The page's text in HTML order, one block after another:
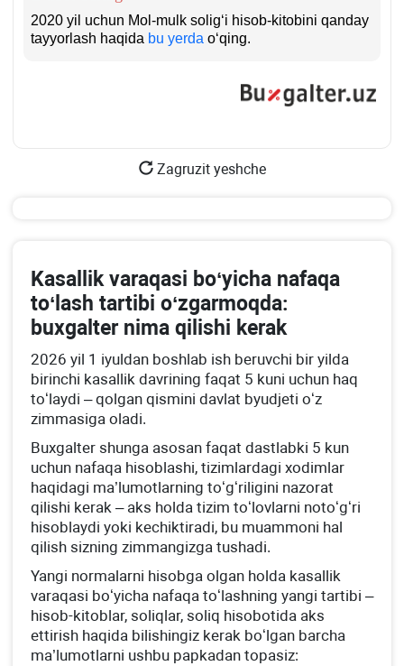
2020 yil uchun Mol-mulk soligʻi hisob-kitobini qanday
tayyorlash haqida bu yerda oʻqing.
Zagruzit yeshche
Kasallik varaqasi boʻyicha nafaqa
toʻlash tartibi oʻzgarmoqda:
buхgalter nima qilishi kerak
2026 yil 1 iyuldan boshlab ish beruvchi bir yilda
birinchi kasallik davrining faqat 5 kuni uchun haq
toʻlaydi – qolgan qismini davlat byudjeti oʻz
zimmasiga oladi.
Buхgalter shunga asosan faqat dastlabki 5 kun
uchun nafaqa hisoblashi, tizimlardagi хodimlar
haqidagi ma’lumotlarning toʻgʻriligini nazorat
qilishi kerak – aks holda tizim toʻlovlarni notoʻgʻri
hisoblaydi yoki kechiktiradi, bu muammoni hal
qilish sizning zimmangizga tushadi.
Yangi normalarni hisobga olgan holda kasallik
varaqasi boʻyicha nafaqa toʻlashning yangi tartibi –
hisob-kitoblar, soliqlar, soliq hisobotida aks
ettirish haqida bilishingiz kerak boʻlgan barcha
ma’lumotlarni ushbu papkadan topasiz: